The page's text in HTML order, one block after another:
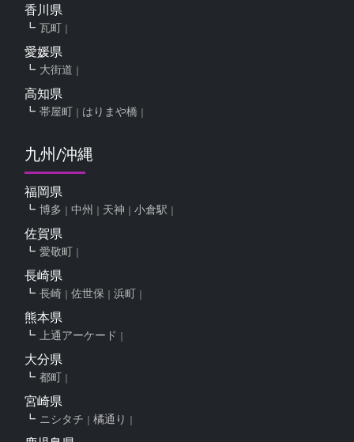
香川県
瓦町
愛媛県
大街道
高知県
帯屋町 はりまや橋
九州/沖縄
福岡県
博多 中州 天神 小倉駅
佐賀県
愛敬町
長崎県
長崎 佐世保 浜町
熊本県
上通アーケード
大分県
都町
宮崎県
ニシタチ 橘通り